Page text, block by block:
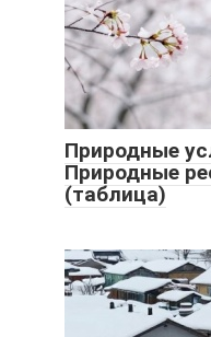
Природные
Природные
(таблица)